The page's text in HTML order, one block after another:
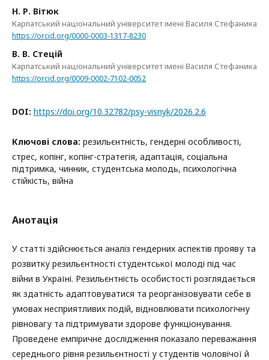
Н. Р. Вітюк
Карпатський національний університет імені Василя Стефаника
https://orcid.org/0000-0003-1317-8230
В. В. Стецій
Карпатський національний університет імені Василя Стефаника
https://orcid.org/0009-0002-7102-0052
DOI: https://doi.org/10.32782/psy-visnyk/2026.2.6
Ключові слова: резильєнтність, гендерні особливості,
стрес, копінг, копінг-стратегія, адаптація, соціальна
підтримка, чинник, студентська молодь, психологічна
стійкість, війна
Анотація
У статті здійснюється аналіз гендерних аспектів прояву та
розвитку резильєнтності студентської молоді під час
війни в Україні. Резильєнтність особистості розглядається
як здатність адаптовуватися та реорганізовувати себе в
умовах несприятливих подій, відновлювати психологічну
рівновагу та підтримувати здорове функціонування.
Проведене емпіричне дослідження показало переважання
середнього рівня резильєнтності у студентів чоловічої й